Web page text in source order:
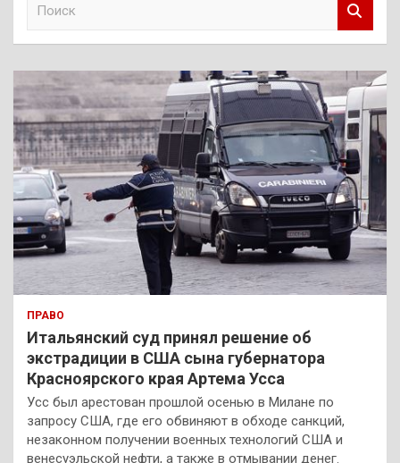
к
ПРАВО
Итальянский суд принял решение об
экстрадиции в США сына губернатора
Красноярского края Артема Усса
Усс был арестован прошлой осенью в Милане по
запросу США, где его обвиняют в обходе санкций,
незаконном получении военных технологий США и
венесуэльской нефти, а также в отмывании денег.